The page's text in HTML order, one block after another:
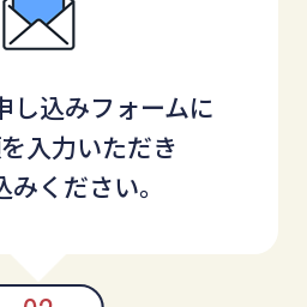
し込みフォームに
入力いただき
ください。